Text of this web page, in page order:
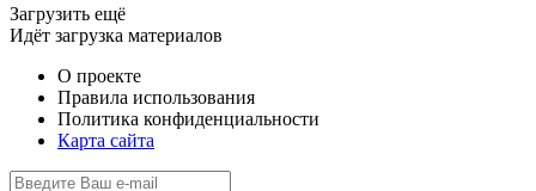
Загрузить ещё
Идёт загрузка материалов
О проекте
Правила использования
Политика конфиденциальности
Карта сайта